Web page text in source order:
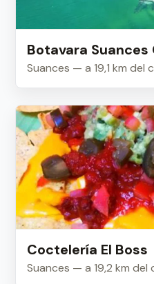
Botavara
Suances — a 19,1 km del
Coctelería El Boss
Suances — a 19,2 km del